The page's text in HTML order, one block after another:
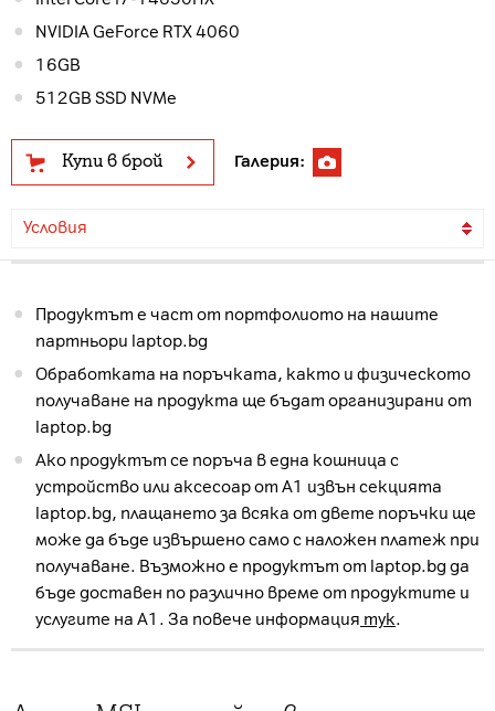
NVIDIA GeForce RTX 4060
16GB
512GB SSD NVMe
Купи в брой Галерия:
Условия
Продуктът е част от портфолиото на нашите
партньори laptop.bg
Обработката на поръчката, както и физическото
получаване на продукта ще бъдат организирани от
laptop.bg
Ако продуктът се поръча в една кошница с
устройство или аксесоар от А1 извън секцията
laptop.bg, плащането за всяка от двете поръчки ще
може да бъде извършено само с наложен платеж при
получаване. Възможно е продуктът от laptop.bg да
бъде доставен по различно време от продуктите и
услугите на А1. За повече информация тук.